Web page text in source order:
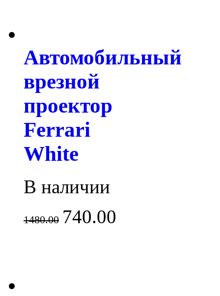
Автомобильный
врезной
проектор
Ferrari
White
В наличии
1480.00 740.00